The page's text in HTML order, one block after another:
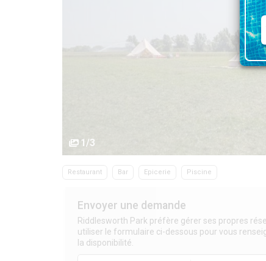
1/3
Restaurant Bar Epicerie Piscine
Envoyer une demande
Riddlesworth Park préfère gérer ses propres
utiliser le formulaire ci-dessous pour vous
la disponibilité.